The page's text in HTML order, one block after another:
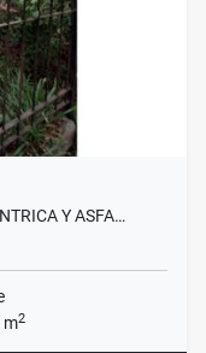
Y ASFA…
m2